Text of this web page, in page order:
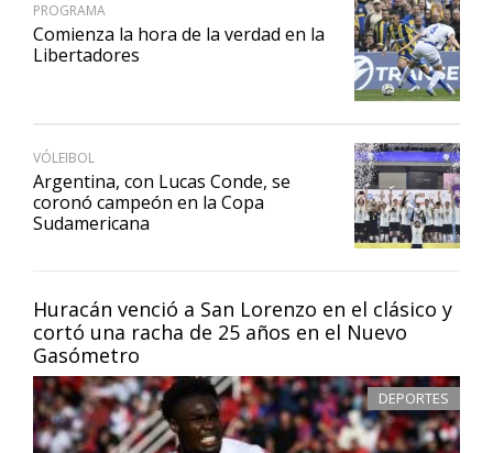
Huracán venció a San Lorenzo en el clásico y
cortó una racha de 25 años en el Nuevo
Gasómetro
DEPORTES
PROGRAMA
Comienza la hora de la verdad en la
Libertadores
VÓLEIBOL
Argentina, con Lucas Conde, se
coronó campeón en la Copa
Sudamericana